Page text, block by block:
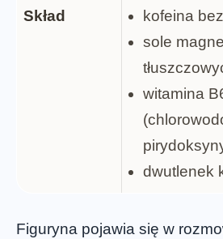
Skład
kofeina
sole
witamina
dwutlenek
Figuryna pojawia się w